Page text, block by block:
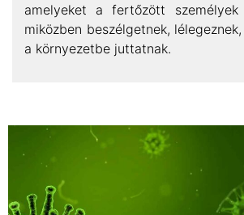
amelyeket a fertőzött személyek
miközben beszélgetnek,
a környezetbe juttatnak.